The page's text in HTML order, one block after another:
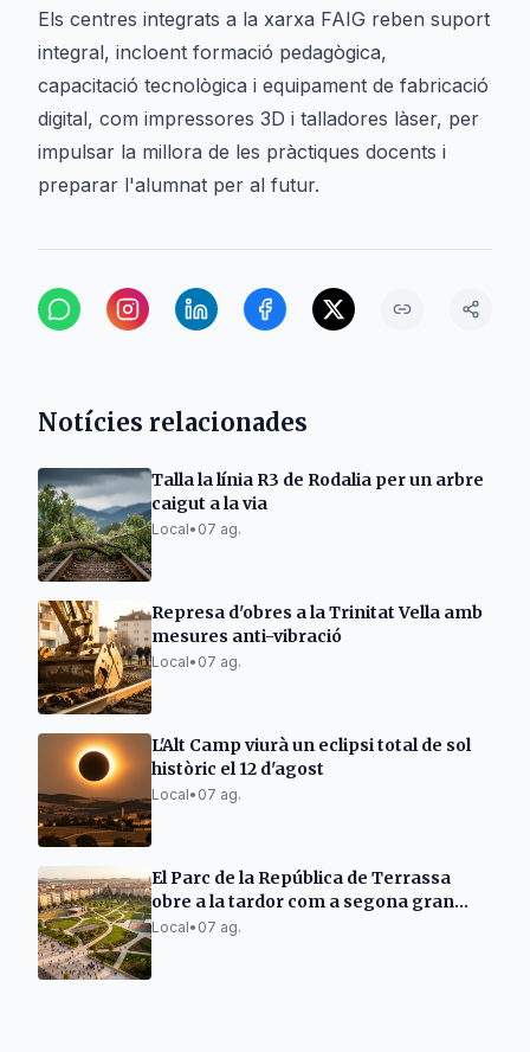
Els centres integrats a la xarxa FAIG reben suport
integral, incloent formació pedagògica,
capacitació tecnològica i equipament de fabricació
digital, com impressores 3D i talladores làser, per
impulsar la millora de les pràctiques docents i
preparar l'alumnat per al futur.
Notícies relacionades
Talla la línia R3 de Rodalia per un arbre
caigut a la via
Local• 07 ag.
Represa d'obres a la Trinitat Vella amb
mesures anti-vibració
Local• 07 ag.
L'Alt Camp viurà un eclipsi total de sol
històric el 12 d'agost
Local• 07 ag.
El Parc de la República de Terrassa
obre a la tardor com a segona gran
zona verda
Local• 07 ag.